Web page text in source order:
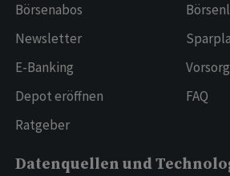
Börsenabos
Newsletter
E-Banking
Depot eröffnen
Ratgeber
FAQ
Datenquellen und